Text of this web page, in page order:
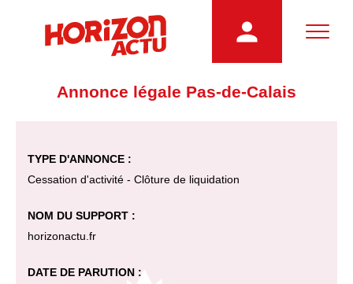
Annonce légale Pas-de-Calais
TYPE D'ANNONCE :
Cessation d'activité - Clôture de liquidation
NOM DU SUPPORT :
horizonactu.fr
DATE DE PARUTION :